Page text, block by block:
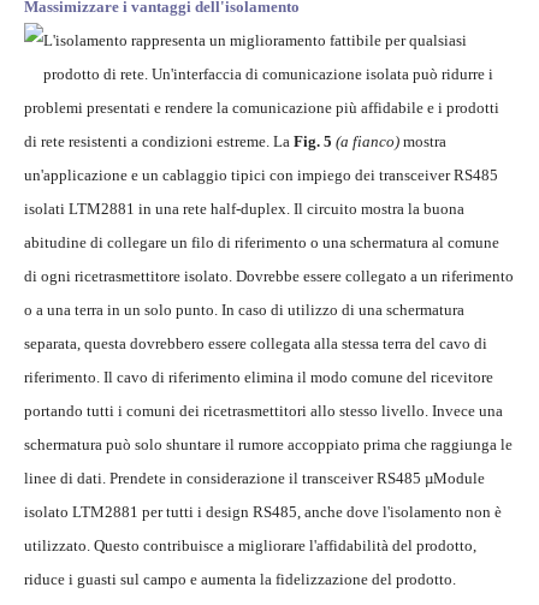
Massimizzare i vantaggi dell'isolamento
L'isolamento rappresenta un miglioramento fattibile per qualsiasi
prodotto di rete. Un'interfaccia di comunicazione isolata può ridurre i
problemi presentati e rendere la comunicazione più affidabile e i prodotti
di rete resistenti a condizioni estreme. La Fig. 5 (a fianco) mostra
un'applicazione e un cablaggio tipici con impiego dei transceiver RS485
isolati LTM2881 in una rete half-duplex. Il circuito mostra la buona
abitudine di collegare un filo di riferimento o una schermatura al comune
di ogni ricetrasmettitore isolato. Dovrebbe essere collegato a un riferimento
o a una terra in un solo punto. In caso di utilizzo di una schermatura
separata, questa dovrebbero essere collegata alla stessa terra del cavo di
riferimento. Il cavo di riferimento elimina il modo comune del ricevitore
portando tutti i comuni dei ricetrasmettitori allo stesso livello. Invece una
schermatura può solo shuntare il rumore accoppiato prima che raggiunga le
linee di dati. Prendete in considerazione il transceiver RS485 µModule
isolato LTM2881 per tutti i design RS485, anche dove l'isolamento non è
utilizzato. Questo contribuisce a migliorare l'affidabilità del prodotto,
riduce i guasti sul campo e aumenta la fidelizzazione del prodotto.